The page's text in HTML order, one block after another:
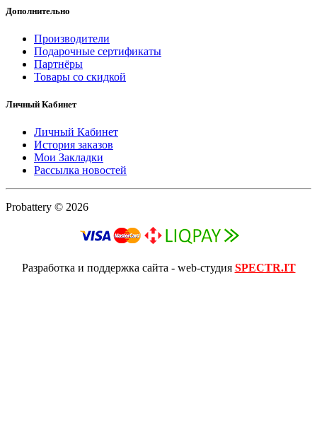
Дополнительно
Производители
Подарочные сертификаты
Партнёры
Товары со скидкой
Личный Кабинет
Личный Кабинет
История заказов
Мои Закладки
Рассылка новостей
Probattery © 2026
Разработка и поддержка сайта - web-студия SPECTR.IT